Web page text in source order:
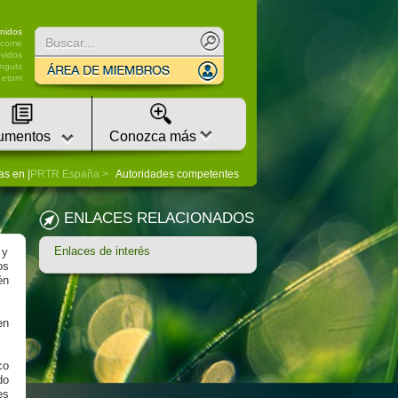
etorri
Buscar
Conozca más
en | PRTR España Autoridades competentes
y
ENLACES RELACIONADOS
Enlaces de interés